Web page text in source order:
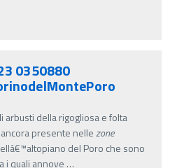
0350880
arbusti della rigogliosa e folta
presente nellezone
del Poro che sono
i quali annove …